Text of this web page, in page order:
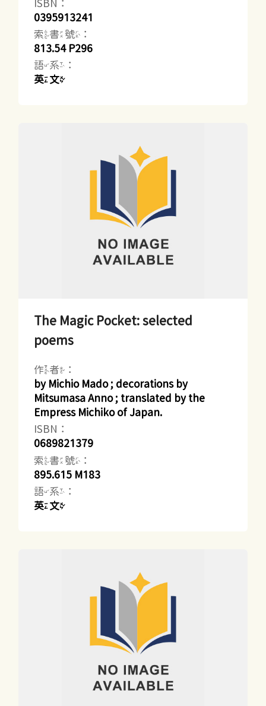
ISBN：
0395913241
索書號：
813.54 P296
語系：
英文
The Magic Pocket: selected
poems
作者：
by Michio Mado ; decorations by
Mitsumasa Anno ; translated by the
Empress Michiko of Japan.
ISBN：
0689821379
索書號：
895.615 M183
語系：
英文